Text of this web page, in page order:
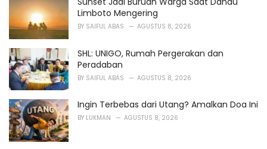
e
:
Limboto Mengering
BY SAIFUL ABAS AGUSTUS 8, 2026
SHL: UNIGO, Rumah Pergerakan dan
Peradaban
BY SAIFUL ABAS AGUSTUS 8, 2026
Ingin Terbebas dari Utang? Amalkan Doa Ini
BY LUKMAN AGUSTUS 8, 2026